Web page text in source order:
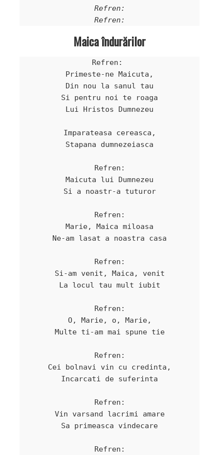
Refren:
Maica îndurărilor
Refren:
Primeste-ne Maicuta,
Din nou la sanul tau
Si pentru noi te roaga
Lui Hristos Dumnezeu
Imparateasa cereasca,
Stapana dumnezeiasca
Refren:
Maicuta lui Dumnezeu
Si a noastr-a tuturor
Refren:
Marie, Maica miloasa
Ne-am lasat a noastra casa
Refren:
Si-am venit, Maica, venit
La locul tau mult iubit
Refren:
O, Marie, o, Marie,
Multe ti-am mai spune tie
Refren:
Cei bolnavi vin cu credinta,
Incarcati de suferinta
Refren:
Vin varsand lacrimi amare
Sa primeasca vindecare